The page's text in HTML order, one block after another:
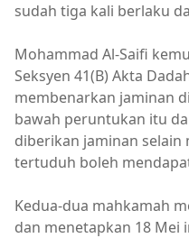
sudah tiga kali berlaku
Mohammad Al-Saifi
Seksyen 41(B) Akta
membenarkan jaminan
bawah peruntukan itu
diberikan jaminan selain
tertuduh boleh
Kedua-dua mahkamah
dan menetapkan 18 Mei